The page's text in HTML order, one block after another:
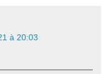
à 20:03